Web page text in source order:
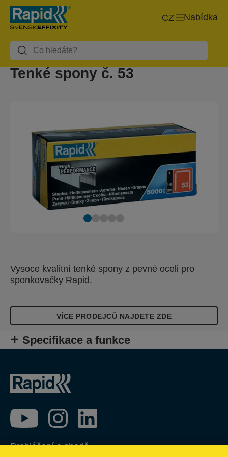
Nabídka
CZ
Tenké spony č. 53
Vysoce kvalitní tenké spony z pevné oceli pro
sponkovačky Rapid.
VÍCE PRODEJCŮ NAJDETE ZDE
Specifikace a funkce
Prohlášení o shodě